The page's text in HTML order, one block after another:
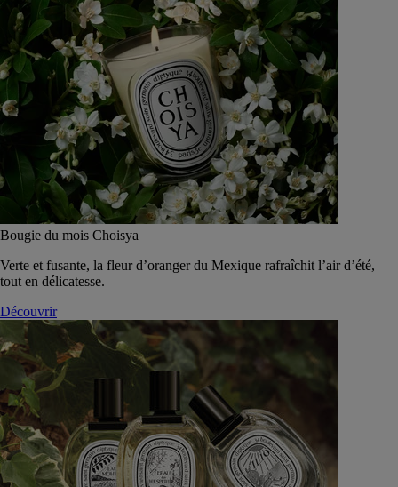
Bougie du mois Choisya
Verte et fusante, la fleur d’oranger du Mexique rafraîchit l’air d’été,
tout en délicatesse.
Découvrir